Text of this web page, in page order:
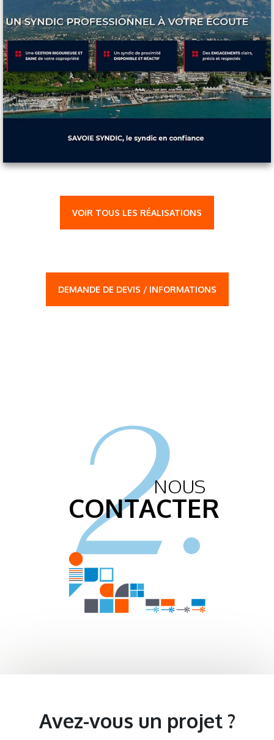
VOIR TOUS LES RÉALISATIONS
DEMANDE DE DEVIS / INFORMATIONS
2.
NOUS
CONTACTER
Avez-vous un projet ?